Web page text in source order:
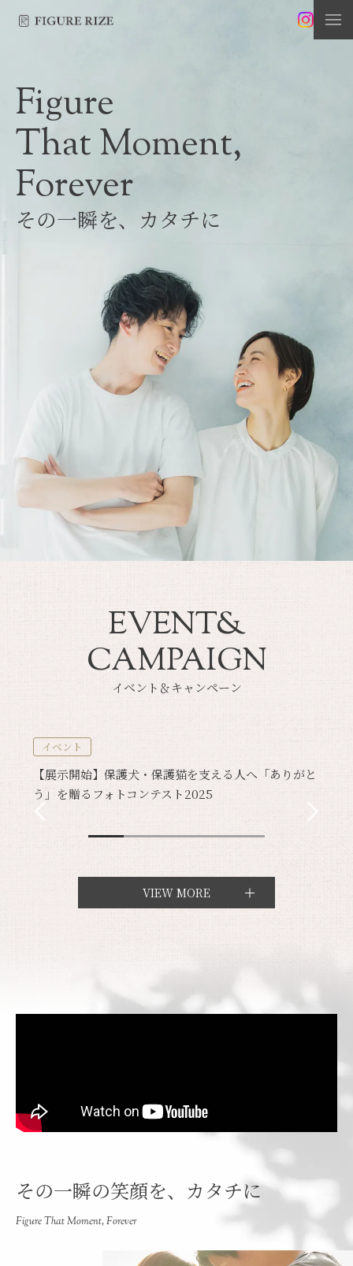
Figure
That Moment,
Forever
その一瞬を、カタチに
EVENT&
CAMPAIGN
イベント＆キャンペーン
イベント
【展示開始】保護犬・保護猫を支える人へ「ありがと
う」を贈るフォトコンテスト2025
VIEW MORE
その一瞬の笑顔を、カタチに
Figure That Moment, Forever